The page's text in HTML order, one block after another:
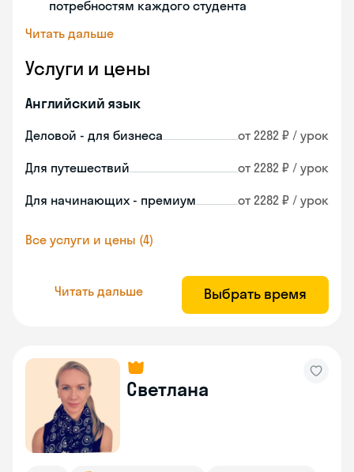
потребностям каждого студента
Читать дальше
Услуги и цены
Английский язык
Деловой - для бизнеса от 2282 ₽ / урок
Для путешествий от 2282 ₽ / урок
Для начинающих - премиум от 2282 ₽ / урок
Все услуги и цены (4)
Читать дальше Выбрать время
Светлана